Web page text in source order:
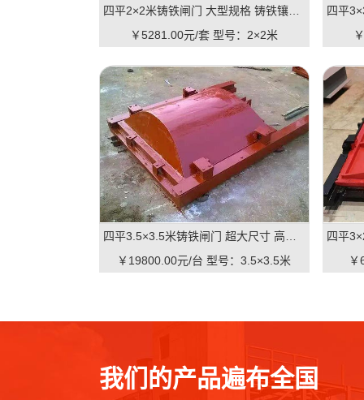
￥5281.00元/套 型号：2×2米
￥19800.00元/台 型号：3.5×3.5米
我们的产品遍布全国